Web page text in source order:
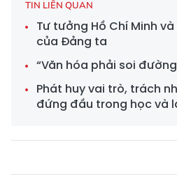
TIN LIÊN QUAN
Tư tưởng Hồ Chí Minh
của Đảng ta
“Văn hóa phải soi
Phát huy vai trò, trách
đứng đầu trong học và